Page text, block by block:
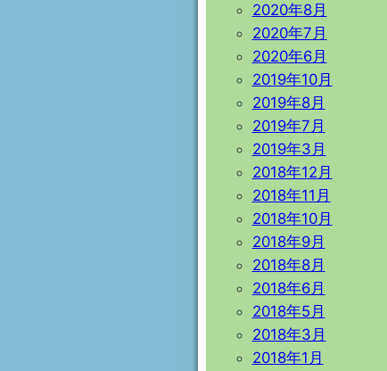
2020年8月
2020年7月
2020年6月
2019年10月
2019年8月
2019年7月
2019年3月
2018年12月
2018年11月
2018年10月
2018年9月
2018年8月
2018年6月
2018年5月
2018年3月
2018年1月